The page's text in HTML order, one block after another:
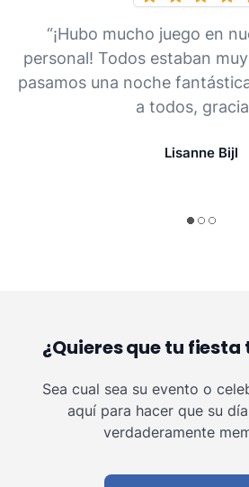
“¡Hubo mucho juego en
personal! Todos estaban
pasamos una noche
a todos,
Lisanne Bijl
¿Quieres que tu
Sea cual sea su evento o
aquí para hacer que su
verdaderamente